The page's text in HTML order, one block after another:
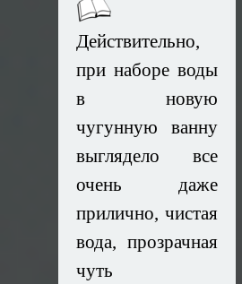
Действительно,
при наборе воды
в новую
чугунную ванну
выглядело все
очень даже
прилично, чистая
вода, прозрачная
чуть